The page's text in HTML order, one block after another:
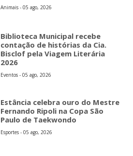
Animais - 05 ago, 2026
Biblioteca Municipal recebe
contação de histórias da Cia.
Bisclof pela Viagem Literária
2026
Eventos - 05 ago, 2026
Estância celebra ouro do Mestre
Fernando Ripoli na Copa São
Paulo de Taekwondo
Esportes - 05 ago, 2026